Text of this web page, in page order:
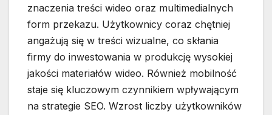
znaczenia treści wideo oraz multimedialnych
form przekazu. Użytkownicy coraz chętniej
angażują się w treści wizualne, co skłania
firmy do inwestowania w produkcję wysokiej
jakości materiałów wideo. Również mobilność
staje się kluczowym czynnikiem wpływającym
na strategie SEO. Wzrost liczby użytkowników